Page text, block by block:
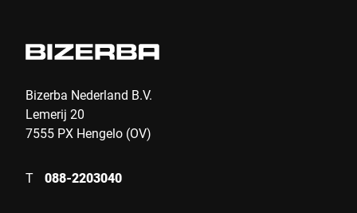
Bizerba Nederland B.V.
Lemerij 20
7555 PX Hengelo (OV)
T 088-2203040